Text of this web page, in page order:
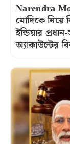
Narendra
মোদিকে
ইন্ডিয়ার
অ্যাকাউন্টের